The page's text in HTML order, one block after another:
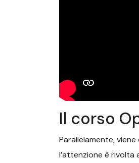
Il corso
Parallelamente,
l’attenzione è